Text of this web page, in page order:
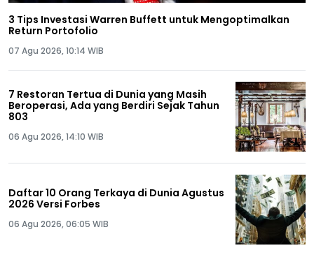
3 Tips Investasi Warren Buffett untuk Mengoptimalkan
Return Portofolio
07 Agu 2026, 10:14 WIB
7 Restoran Tertua di Dunia yang Masih
Beroperasi, Ada yang Berdiri Sejak Tahun
803
06 Agu 2026, 14:10 WIB
Daftar 10 Orang Terkaya di Dunia Agustus
2026 Versi Forbes
06 Agu 2026, 06:05 WIB